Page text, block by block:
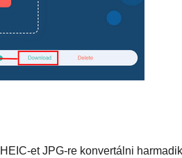
et JPG-re konvertálni harmadik